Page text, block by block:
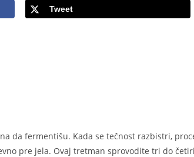
Tweet
da fermentišu. Kada se tečnost razbistri,
pre jela. Ovaj tretman sprovodite tri do